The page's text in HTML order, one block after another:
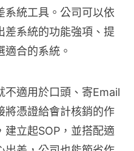
系統工具。公司可以依
差系統的功能強項、提
合的系統。
不適用於口頭、寄Email
將憑證給會計核銷的作
建立起SOP，並搭配適